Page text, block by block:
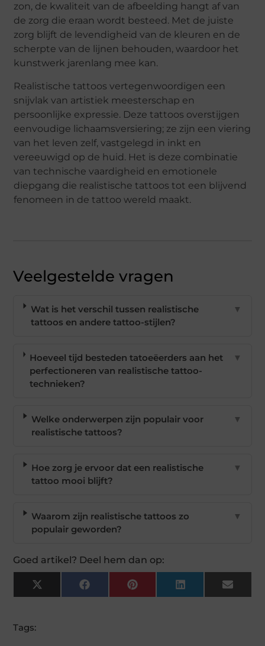
zon, de kwaliteit van de afbeelding hangt af van
de zorg die eraan wordt besteed. Met de juiste
zorg blijft de levendigheid van de kleuren en de
scherpte van de lijnen behouden, waardoor het
kunstwerk jarenlang mee kan.
Realistische tattoos vertegenwoordigen een
snijvlak van artistiek meesterschap en
persoonlijke expressie. Deze tattoos overstijgen
eenvoudige lichaamsversiering; ze zijn een viering
van het leven zelf, vastgelegd in inkt en
vereeuwigd op de huid. Het is deze combinatie
van technische vaardigheid en emotionele
diepgang die realistische tattoos tot een blijvend
fenomeen in de tattoo wereld maakt.
Veelgestelde vragen
Wat is het verschil tussen realistische
tattoos en andere tattoo-stijlen?
▼
Hoeveel tijd besteden tatoeëerders aan het
perfectioneren van realistische tattoo-
technieken?
▼
Welke onderwerpen zijn populair voor
realistische tattoos?
▼
Hoe zorg je ervoor dat een realistische
tattoo mooi blijft?
▼
Waarom zijn realistische tattoos zo
populair geworden?
▼
Goed artikel? Deel hem dan op:
X
(Twitter)
FacebookPinterest LinkedIn Email
Tags: